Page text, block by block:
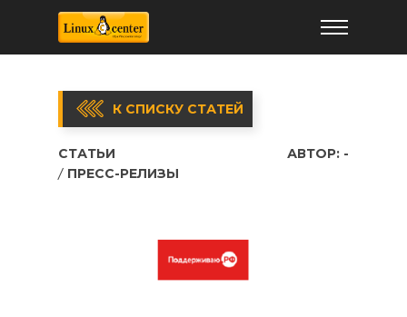
К СПИСКУ СТАТЕЙ
СТАТЬИ
ПРЕСС-РЕЛИЗЫ
АВТОР: -